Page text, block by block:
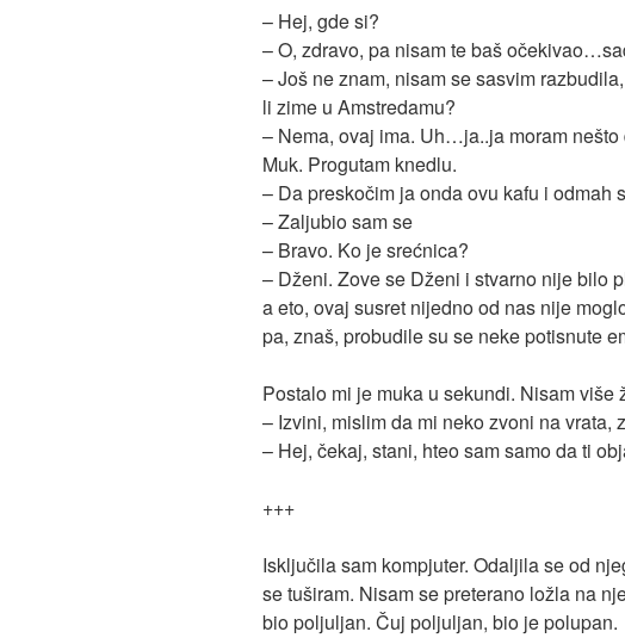
– Hej, gde si?
– O, zdravo, pa nisam te baš
– Još ne znam, nisam se sasvim
li zime u Amstredamu?
– Nema, ovaj ima. Uh…ja..ja moram nešto
Muk. Progutam knedlu.
– Da preskočim ja onda ovu kafu i odmah
– Zaljubio sam se
– Bravo. Ko je srećnica?
– Dženi. Zove se Dženi i stvarno nije bilo
a eto, ovaj susret nijedno od nas nije
pa, znaš, probudile su se neke potisnute
Postalo mi je muka u sekundi. Nisam više
– Izvini, mislim da mi neko zvoni na vrata,
– Hej, čekaj, stani, hteo sam samo da ti
+++
Isključila sam kompjuter. Odaljila se od
se tuširam. Nisam se preterano ložla na
bio poljuljan. Čuj poljuljan, bio je polupan.